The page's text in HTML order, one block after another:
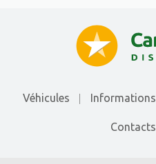
Véhicules Informations
Contacts